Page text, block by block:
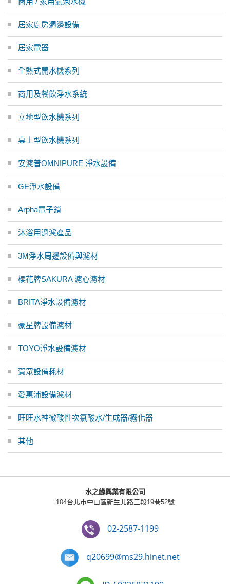
居家廚房週邊設備
居家電器
全熱式開水機系列
商用及餐飲淨水系統
立地型飲水機系列
桌上型飲水機系列
安濾普OMNIPURE 淨水設備
GE淨水設備
Arpha電子鎖
沐浴用過濾產品
3M淨水周邊設備與濾材
櫻花牌SAKURA 濾心濾材
BRITA淨水設備濾材
豪星牌設備濾材
TOYO淨水設備濾材
賀眾設備耗材
愛惠浦設備濾材
旺旺水神微酸性次氯酸水/生成器/霧化器
其他
水之緣興業有限公司
104台北市中山區新生北路三段19巷52號
02-2587-1199
q20699@ms29.hinet.net